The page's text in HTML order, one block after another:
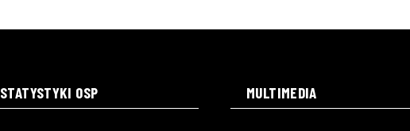
STATYSTYKI OSP MULTIMEDIA